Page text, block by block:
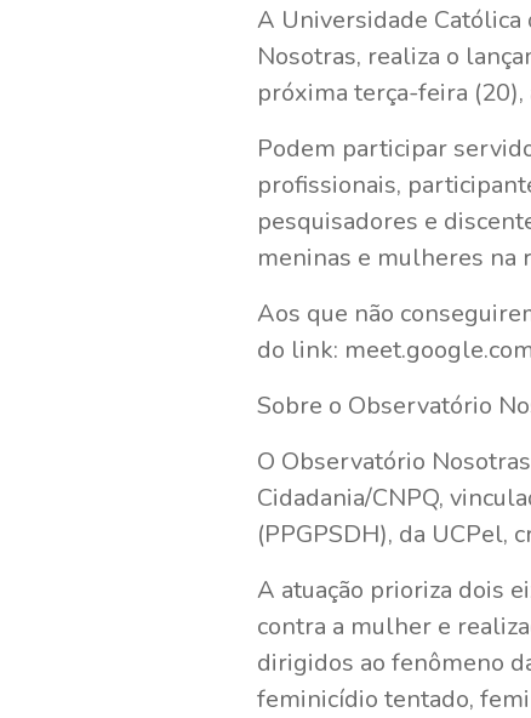
A Universidade Católica
Nosotras, realiza o
próxima terça-feira (20),
Podem participar
profissionais,
pesquisadores e
meninas e mulheres na
Aos que não
do link:
Sobre o Observatório
O Observatório
Cidadania/CNPQ,
(PPGPSDH), da UCPel,
A atuação prioriza dois
contra a mulher e
dirigidos ao fenômeno
feminicídio tentado,